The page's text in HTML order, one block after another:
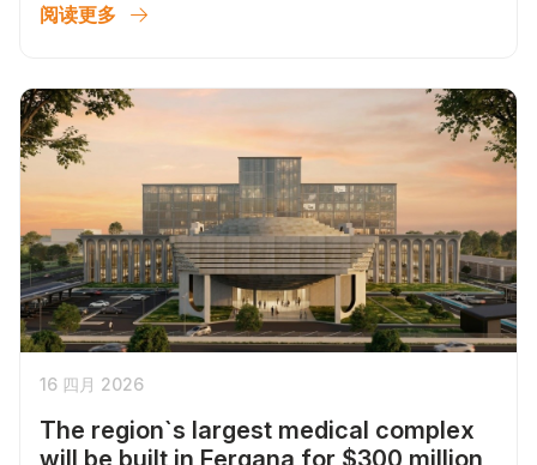
阅读更多
16 四月 2026
The region`s largest medical complex
will be built in Fergana for $300 million